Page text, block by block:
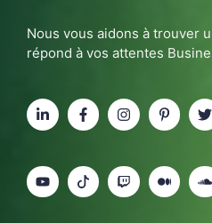
Nous vous aidons à trouver
répond à vos attentes